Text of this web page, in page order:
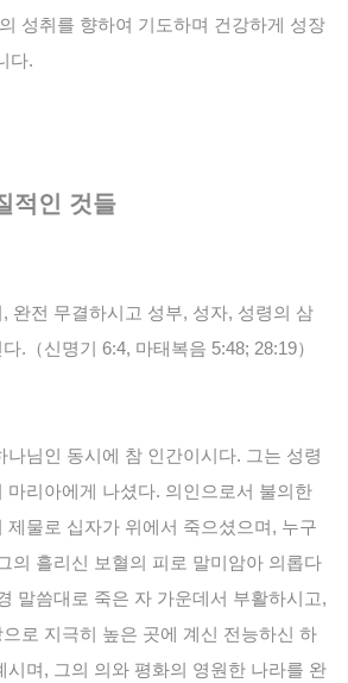
성취를 향하여 기도하며 건강하게 성장
다.
적인 것들
완전 무결하시고 성부, 성자, 성령의 삼
.（신명기 6:4, 마태복음 5:48; 28:19）
나님인 동시에 참 인간이시다. 그는 성령
마리아에게 나셨다. 의인으로서 불의한
제물로 십자가 위에서 죽으셨으며, 누구
의 흘리신 보혈의 피로 말미암아 의롭다
말씀대로 죽은 자 가운데서 부활하시고,
로 지극히 높은 곳에 계신 전능하신 하
시며, 그의 의와 평화의 영원한 나라를 완